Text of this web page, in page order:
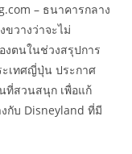
– ธนาคารกลาง
วางว่าจะไม่
งตนในช่วงสรุปการ
เทศญี่ปุ่น ประกาศ
ที่สวนสนุก เพื่อแก้
กับ Disneyland ที่มี